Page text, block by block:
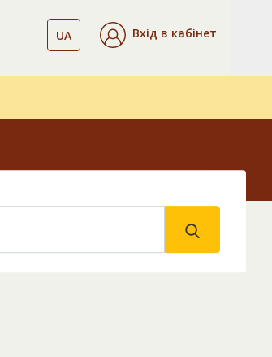
UA Вхід в кабінет